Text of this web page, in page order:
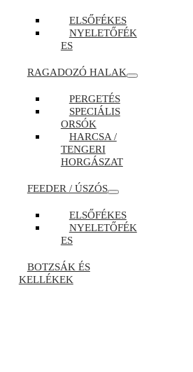
ELSŐFÉKES
NYELETŐFÉK
ES
RAGADOZÓ HALAK
PERGETÉS
SPECIÁLIS
ORSÓK
HARCSA /
TENGERI
HORGÁSZAT
FEEDER / ÚSZÓS
ELSŐFÉKES
NYELETŐFÉK
ES
BOTZSÁK ÉS
KELLÉKEK